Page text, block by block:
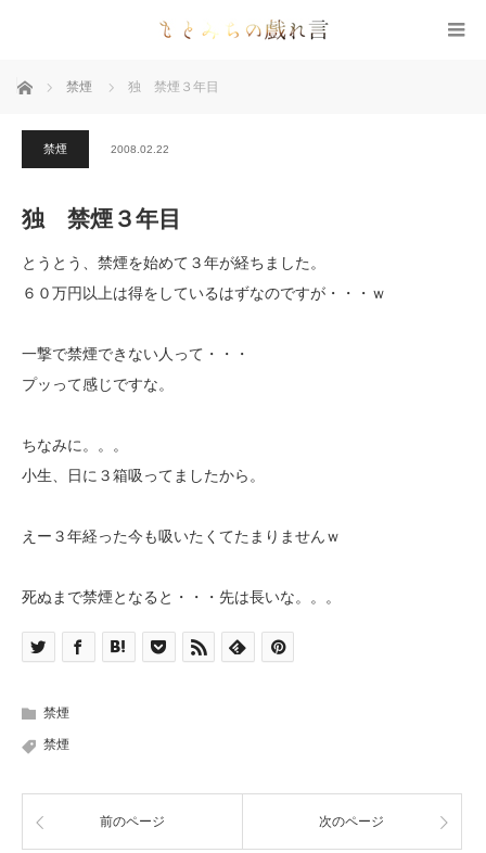
ホーム 禁煙 独 禁煙３年目
禁煙 2008.02.22
独 禁煙３年目
とうとう、禁煙を始めて３年が経ちました。
６０万円以上は得をしているはずなのですが・・・ｗ
一撃で禁煙できない人って・・・
プッって感じですな。
ちなみに。。。
小生、日に３箱吸ってましたから。
えー３年経った今も吸いたくてたまりませんｗ
死ぬまで禁煙となると・・・先は長いな。。。
禁煙
禁煙
前のページ 次のページ